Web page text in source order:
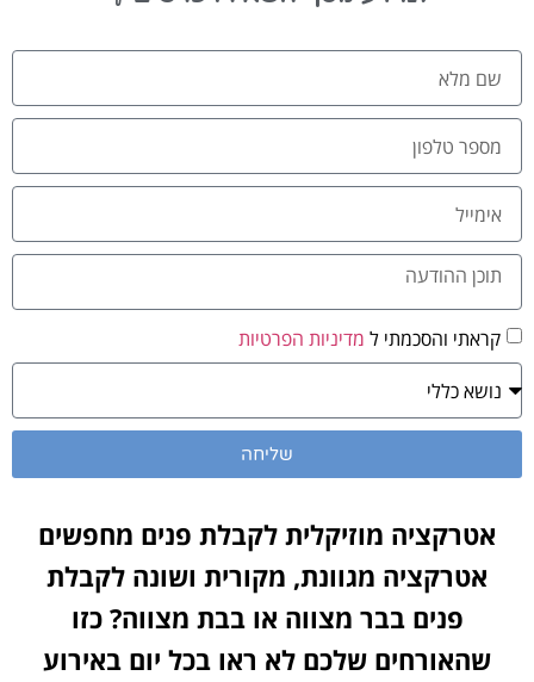
קראתי והסכמתי ל מדיניות הפרטיות
שליחה
אטרקציה מוזיקלית לקבלת פנים מחפשים
אטרקציה מגוונת, מקורית ושונה לקבלת
פנים בבר מצווה או בבת מצווה? כזו
שהאורחים שלכם לא ראו בכל יום באירוע